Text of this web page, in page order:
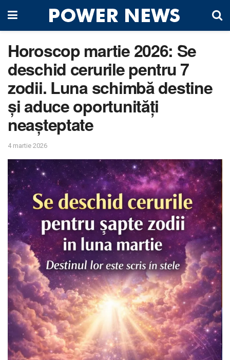
Horoscop martie 2026: Se
deschid cerurile pentru 7
zodii. Luna schimbă destine
și aduce oportunități
neașteptate
4 martie 2026